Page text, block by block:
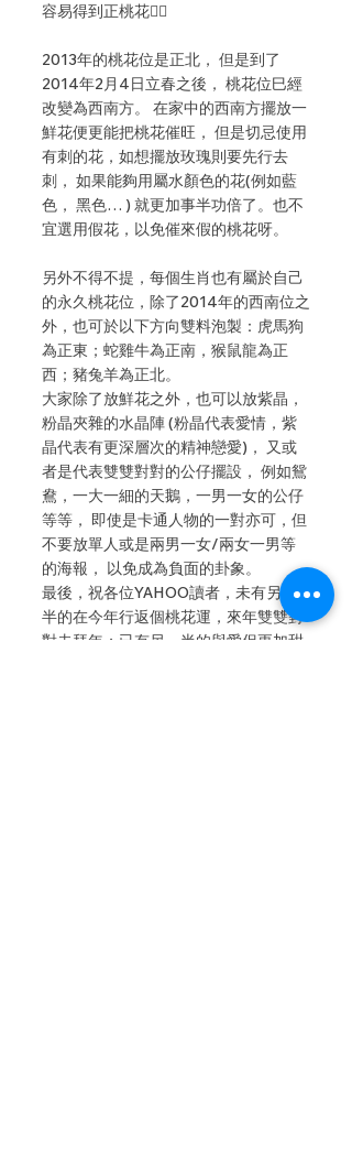
容易得到正桃花？
2013年的桃花位是正北， 但是到了
2014年2月4日立春之後， 桃花位巳經
改變為西南方。 在家中的西南方擺放一
鮮花便更能把桃花催旺， 但是切忌使用
有刺的花，如想擺放玫瑰則要先行去
刺， 如果能夠用屬水顏色的花(例如藍
色， 黑色… ) 就更加事半功倍了。也不
宜選用假花，以免催來假的桃花呀。
另外不得不提，每個生肖也有屬於自己
的永久桃花位，除了2014年的西南位之
外，也可於以下方向雙料泡製：虎馬狗
為正東；蛇雞牛為正南，猴鼠龍為正
西；豬兔羊為正北。
大家除了放鮮花之外，也可以放紫晶，
粉晶夾雜的水晶陣 (粉晶代表愛情，紫
晶代表有更深層次的精神戀愛)， 又或
者是代表雙雙對對的公仔擺設， 例如鴛
鴦，一大一細的天鵝，一男一女的公仔
等等， 即使是卡通人物的一對亦可，但
不要放單人或是兩男一女/兩女一男等
的海報， 以免成為負面的卦象。
最後，祝各位YAHOO讀者，未有另一
半的在今年行返個桃花運，來年雙雙對
對去拜年；已有另一半的與愛侶更加甜